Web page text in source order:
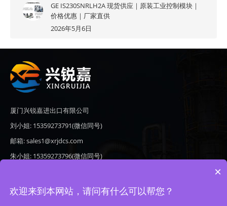
GE IS230SNRLH2A 现货供应｜原装工业控制模块｜
价格优惠｜厂家直供
2026年5月6日
厦门兴锐嘉进出口有限公司
刘小姐: 15359273791(微信同号)
邮箱: sales1@xrjdcs.com
朱小姐: 15359273796(微信同号)
地址: 厦门市翔安区新澳路510号海峡现代城A座6楼609
×
欢迎来到本网站，请问有什么可以帮您？